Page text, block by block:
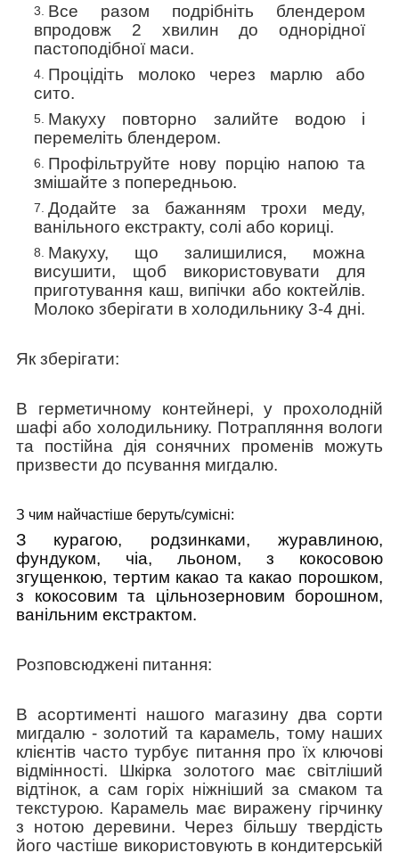
Все разом подрібніть блендером
впродовж 2 хвилин до однорідної
пастоподібної маси.
Процідіть молоко через марлю або
сито.
Макуху повторно залийте водою і
перемеліть блендером.
Профільтруйте нову порцію напою та
змішайте з попередньою.
Додайте за бажанням трохи меду,
ванільного екстракту, солі або кориці.
Макуху, що залишилися, можна
висушити, щоб використовувати для
приготування каш, випічки або коктейлів.
Молоко зберігати в холодильнику 3-4 дні.
Як зберігати:
В герметичному контейнері, у прохолодній
шафі або холодильнику. Потрапляння вологи
та постійна дія сонячних променів можуть
призвести до псування мигдалю.
З чим найчастіше беруть/cумісні:
З курагою, родзинками, журавлиною,
фундуком, чіа, льоном, з кокосовою
згущенкою, тертим какао та какао порошком,
з кокосовим та цільнозерновим борошном,
ванільним екстрактом.
Розповсюджені питання:
В асортименті нашого магазину два сорти
мигдалю - золотий та карамель, тому наших
клієнтів часто турбує питання про їх ключові
відмінності. Шкірка золотого має світліший
відтінок, а сам горіх ніжніший за смаком та
текстурою. Карамель має виражену гірчинку
з нотою деревини. Через більшу твердість
його частіше використовують в кондитерській